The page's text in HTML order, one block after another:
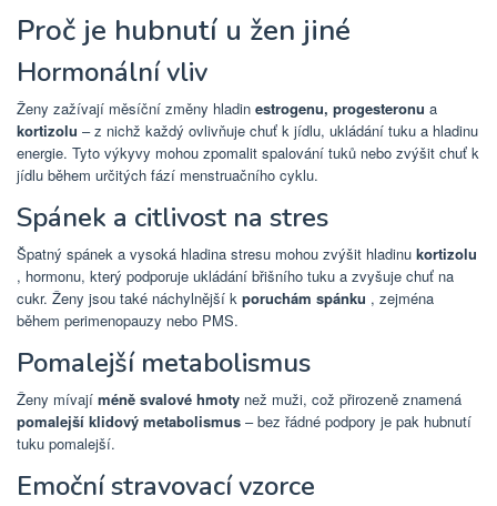
Proč je hubnutí u žen jiné
Hormonální vliv
Ženy zažívají měsíční změny hladin estrogenu, progesteronu a
kortizolu – z nichž každý ovlivňuje chuť k jídlu, ukládání tuku a hladinu
energie. Tyto výkyvy mohou zpomalit spalování tuků nebo zvýšit chuť k
jídlu během určitých fází menstruačního cyklu.
Spánek a citlivost na stres
Špatný spánek a vysoká hladina stresu mohou zvýšit hladinu kortizolu
, hormonu, který podporuje ukládání břišního tuku a zvyšuje chuť na
cukr. Ženy jsou také náchylnější k poruchám spánku , zejména
během perimenopauzy nebo PMS.
Pomalejší metabolismus
Ženy mívají méně svalové hmoty než muži, což přirozeně znamená
pomalejší klidový metabolismus – bez řádné podpory je pak hubnutí
tuku pomalejší.
Emoční stravovací vzorce